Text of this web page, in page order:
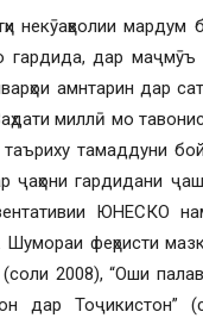
некӯаҳволии мардум
дар
амнтарин дар
миллӣ мо
таъриху тамаддуни
гардидани
ЮНЕСКО
феҳристи
2008), “Оши
дар Тоҷикистон”